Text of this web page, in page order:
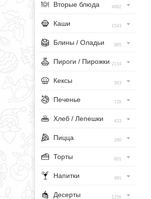
Вторые блюда 4682
Каши 1543
Блины / Оладьи 965
Пироги / Пирожки 2134
Кексы 563
Печенье 728
Хлеб / Лепешки 433
Пицца 260
Торты 801
Напитки 491
Десерты 1256